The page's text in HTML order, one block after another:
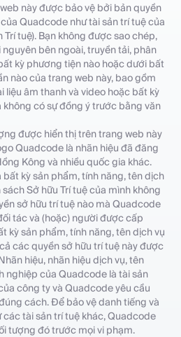
này được bảo vệ bởi bản quyền
Quadcode như tài sản trí tuệ của
Trí tuệ). Bạn không được sao chép,
bên ngoài, truyền tải, phân
kỳ phương tiện nào hoặc dưới bất
nào của trang web này, bao gồm
liệu âm thanh và video hoặc bất kỳ
không có sự đồng ý trước bằng văn
được hiển thị trên trang web này
Quadcode là nhãn hiệu đã đăng
Kông và nhiều quốc gia khác.
kỳ sản phẩm, tính năng, tên dịch
Sở hữu Trí tuệ của mình không
sở hữu trí tuệ nào mà Quadcode
tác và (hoặc) người được cấp
kỳ sản phẩm, tính năng, tên dịch vụ
các quyền sở hữu trí tuệ này được
hiệu, nhãn hiệu dịch vụ, tên
nghiệp của Quadcode là tài sản
công ty và Quadcode yêu cầu
cách. Để bảo vệ danh tiếng và
các tài sản trí tuệ khác, Quadcode
tượng đó trước mọi vi phạm.